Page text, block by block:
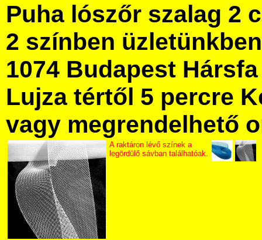
Puha lószőr szalag 2
2 színben
1074 Budapest
Lujza tértől 5 percre
vagy megrendelhető
A raktáron lévő színek a
legördülő sávban találhatóak.